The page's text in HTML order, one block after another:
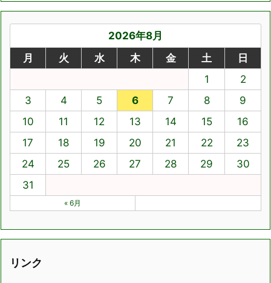
2026年8月
月
火 水 木 金 土
日
1
2
3
4 5 6 7 8
9
10
11 12 13 14 15
16
17
18 19 20 21 22
23
24
25 26 27 28 29
30
31
« 6月
リンク